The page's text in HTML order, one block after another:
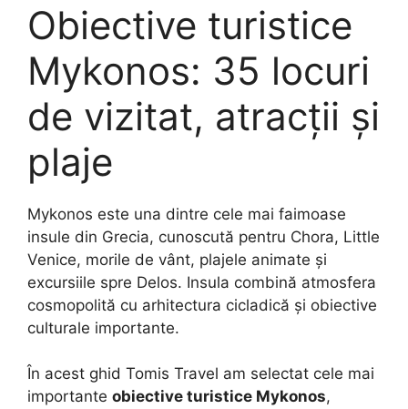
Obiective turistice
Mykonos: 35 locuri
de vizitat, atracții și
plaje
Mykonos este una dintre cele mai faimoase
insule din Grecia, cunoscută pentru Chora, Little
Venice, morile de vânt, plajele animate și
excursiile spre Delos. Insula combină atmosfera
cosmopolită cu arhitectura cicladică și obiective
culturale importante.
În acest ghid Tomis Travel am selectat cele mai
importante obiective turistice Mykonos,